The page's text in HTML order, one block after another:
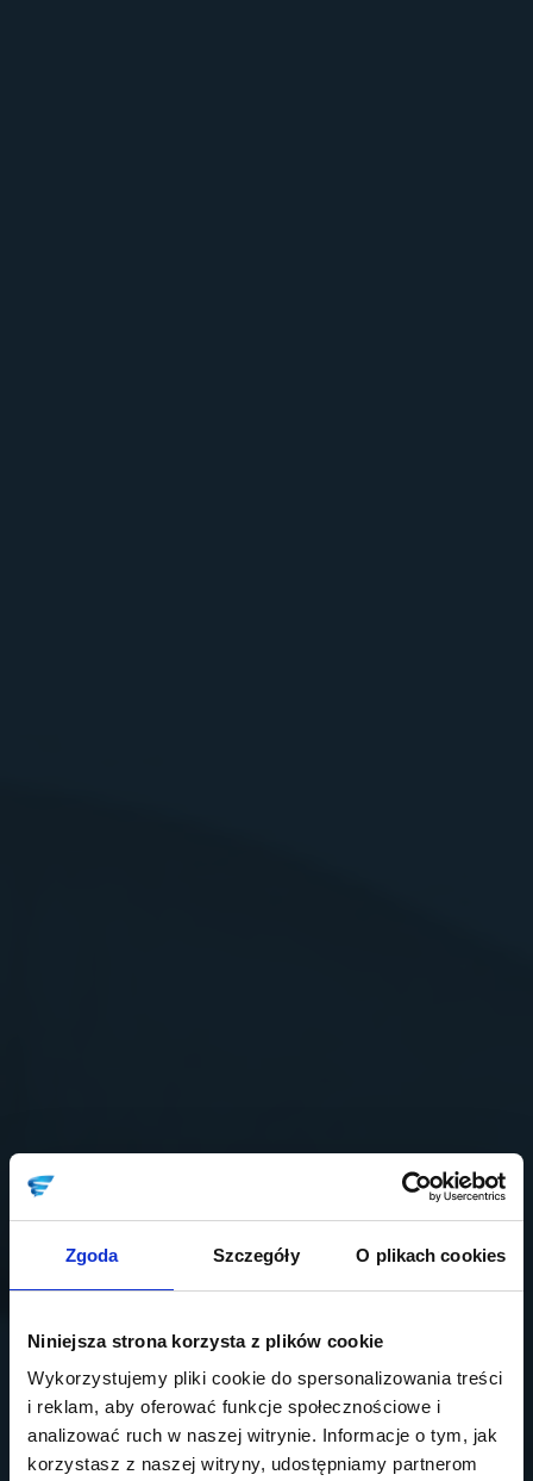
Zgoda Szczegóły O plikach cookies
Niniejsza strona korzysta z plików cookie
Wykorzystujemy pliki cookie do spersonalizowania treści
i reklam, aby oferować funkcje społecznościowe i
analizować ruch w naszej witrynie. Informacje o tym, jak
korzystasz z naszej witryny, udostępniamy partnerom